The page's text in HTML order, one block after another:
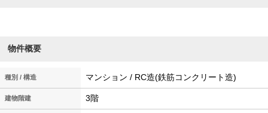
物件概要
種別 / 構造 マンション / RC造(鉄筋コンクリート造)
建物階建 3階